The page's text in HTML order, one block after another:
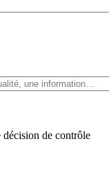
décision de contrôle